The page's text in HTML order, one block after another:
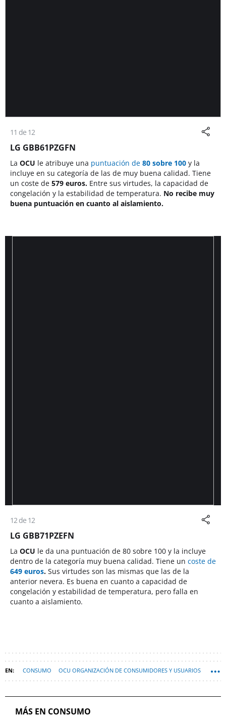
11 de 12
LG GBB61PZGFN
La OCU le atribuye una puntuación de 80 sobre 100 y la
incluye en su categoría de las de muy buena calidad. Tiene
un coste de 579 euros. Entre sus virtudes, la capacidad de
congelación y la estabilidad de temperatura. No recibe muy
buena puntuación en cuanto al aislamiento.
12 de 12
LG GBB71PZEFN
La OCU le da una puntuación de 80 sobre 100 y la incluye
dentro de la categoría muy buena calidad. Tiene un coste de
649 euros. Sus virtudes son las mismas que las de la
anterior nevera. Es buena en cuanto a capacidad de
congelación y estabilidad de temperatura, pero falla en
cuanto a aislamiento.
CONSUMO OCU ORGANIZACIÓN DE CONSUMIDORES Y USUARIOS
MÁS EN CONSUMO